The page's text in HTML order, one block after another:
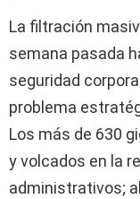
La filtración
semana pasada
seguridad
problema
Los más de 630
y volcados en la
administrativos;